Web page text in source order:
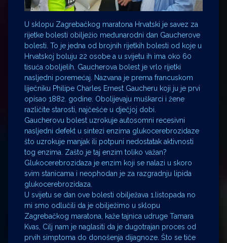
U sklopu Zagrebačkog maratona Hrvatski je savez za
rijetke bolesti obilježio međunarodni dan Gaucherove
bolesti. To je jedna od brojnih rijetkih bolesti od koje u
Hrvatskoj boluju 22 osobe a u svijetu ih ima oko 60
tisuća oboljelih. Gaucherova bolest je vrlo rijetki
nasljedni poremećaj. Nazvana je prema francuskom
liječniku Philipe Charles Ernest Gaucheru koji ju je prvi
opisao 1882. godine. Obolijevaju muškarci i žene
različite starosti, najčešće u dječjoj dobi.
Gaucherovu bolest uzrokuje autosomni recesivni
nasljedni defekt u sintezi enzima glukocerebrozidaze
što uzrokuje manjak ili potpuni nedostatak aktivnosti
tog enzima. Zašto je taj enzim toliko važan?
Glukocerebrozidaza je enzim koji se nalazi u skoro
svim stanicama i neophodan je za razgradnju lipida
glukocerebrozidaza.
U svijetu se dan ove bolesti obilježava 1.listopada no
mi smo odlučili da je obilježimo u sklopu
Zagrebačkog maratona, kaže tajnica udruge Tamara
Kvas, Cilj nam je naglasiti da je dugotrajan proces od
prvih simptoma do donošenja dijagnoze. Što se tiče